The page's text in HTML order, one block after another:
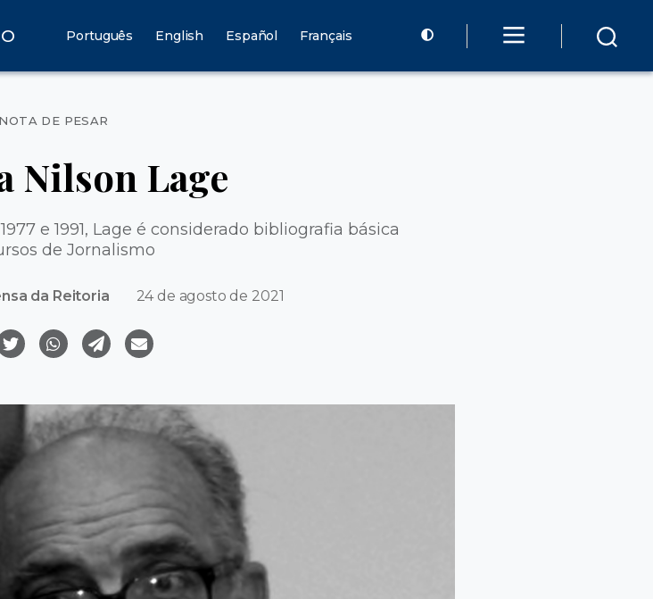
Português English Español Français
Categorias
NOTA DE PESAR
Nilson Lage
e 1991, Lage é considerado bibliografia básica
de Jornalismo
da Reitoria 24 de agosto de 2021